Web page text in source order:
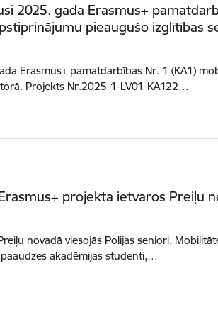
2025. gada Erasmus+
pieaugušo izglītības
Erasmus+ pamatdarbības Nr. 1 (KA1)
Projekts Nr.2025-1-LV01-KA122…
projekta ietvaros Preiļu
novadā viesojās Polijas seniori.
akadēmijas studenti,…